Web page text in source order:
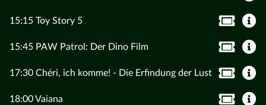
15:15 Toy Story 5
15:45 PAW Patrol: Der Dino Film
17:30 Chéri, ich komme! - Die Erfindung der Lust
18:00 Vaiana